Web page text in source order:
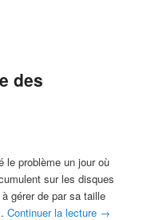
des
le problème un jour où
sur les disques
gérer de par sa taille
Continuer la lecture →